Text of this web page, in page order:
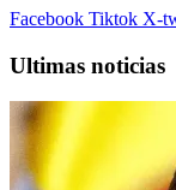
Facebook Tiktok X-
Ultimas noticias